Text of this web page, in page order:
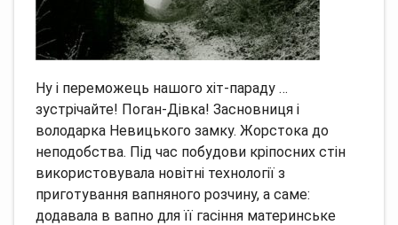
Ну і переможець нашого хіт-параду …
зустрічайте! Поган-Дівка! Засновниця і
володарка Невицького замку. Жорстока до
неподобства. Під час побудови кріпосних стін
використовувала новітні технології з
приготування вапняного розчину, а саме:
додавала в вапно для її гасіння материнське